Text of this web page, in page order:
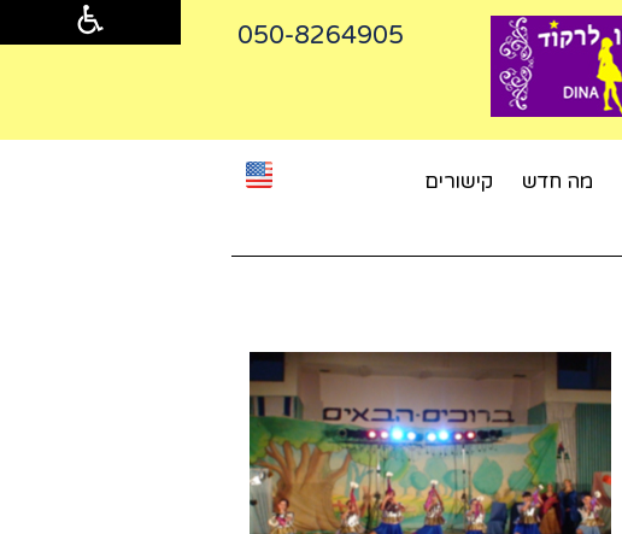
050-8264905‬
מה חדש קישורים